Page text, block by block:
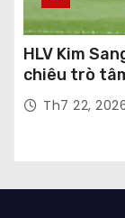
HLV Kim
chiêu trò
Th7 22,